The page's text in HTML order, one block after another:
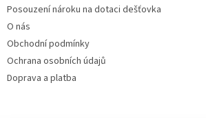
Posouzení nároku na dotaci dešťovka
O nás
Obchodní podmínky
Ochrana osobních údajů
Doprava a platba